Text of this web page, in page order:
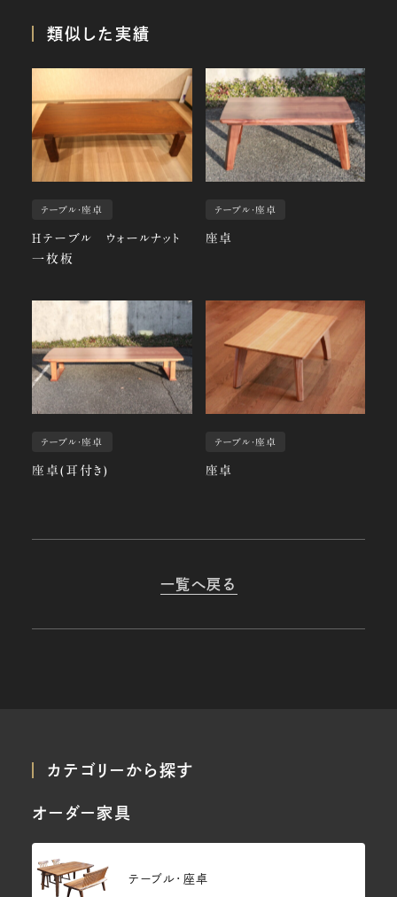
類似した実績
テーブル・座卓
Ｈテーブル ウォールナット
一枚板
テーブル・座卓
座卓
テーブル・座卓
座卓(耳付き)
テーブル・座卓
座卓
一覧へ戻る
カテゴリーから探す
オーダー家具
テーブル・座卓